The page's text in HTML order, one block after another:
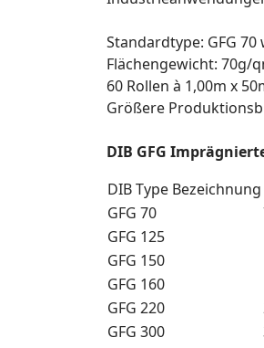
Standardtype: GFG
Flächengewicht: 70g/
60 Rollen à 1,00m x
Größere
DIB GFG
DIB Type Bezeichnung
GFG 70
GFG 125
GFG 150
GFG 160
GFG 220
GFG 300